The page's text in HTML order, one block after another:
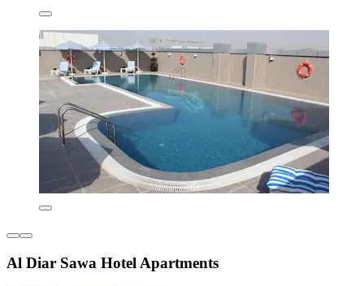
Al Diar Sawa Hotel Apartments